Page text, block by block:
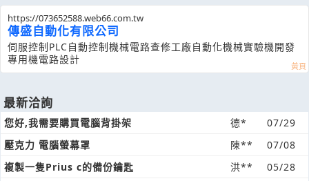
https://073652588.web66.com.tw
傳盛自動化有限公司
伺服控制PLC自動控制機械電路查修工廠自動化機械實驗機開發
專用機電路設計
最新洽詢
您好,我需要購買電腦背掛架 德*
07/29
壓克力 電腦螢幕罩
陳**
07/08
複製一隻Prius c的備份鑰匙
洪**
05/28